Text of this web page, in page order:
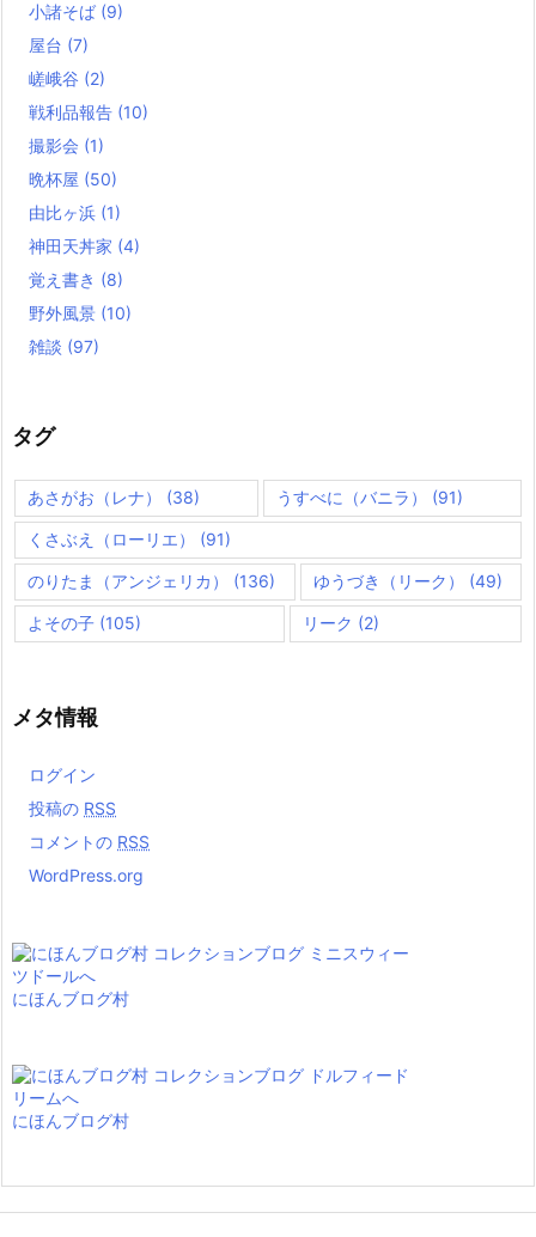
小諸そば (9)
屋台 (7)
嵯峨谷 (2)
戦利品報告 (10)
撮影会 (1)
晩杯屋 (50)
由比ヶ浜 (1)
神田天丼家 (4)
覚え書き (8)
野外風景 (10)
雑談 (97)
タグ
あさがお（レナ） (38) うすべに（バニラ） (91)
くさぶえ（ローリエ） (91)
のりたま（アンジェリカ） (136) ゆうづき（リーク） (49)
よその子 (105) リーク (2)
メタ情報
ログイン
投稿の RSS
コメントの RSS
WordPress.org
にほんブログ村
にほんブログ村